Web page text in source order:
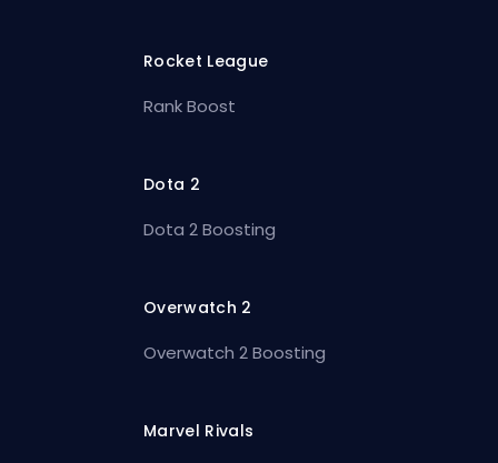
Rocket League
Rank Boost
Dota 2
Dota 2 Boosting
Overwatch 2
Overwatch 2 Boosting
Marvel Rivals